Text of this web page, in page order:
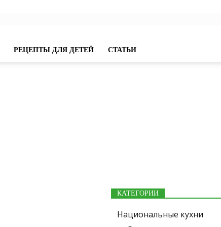
РЕЦЕПТЫ ДЛЯ ДЕТЕЙ СТАТЬИ
КАТЕГОРИИ
Национальные кухни